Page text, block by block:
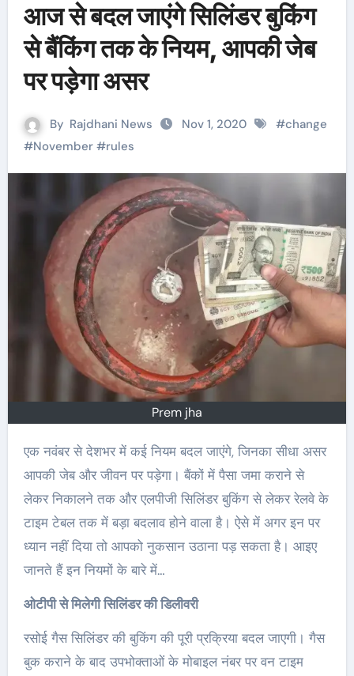
आज से बदल जाएंगे सिलिंडर बुकिंग
से बैंकिंग तक के नियम, आपकी जेब
पर पड़ेगा असर
By Rajdhani News Nov 1, 2020 #change
#November#rules
Prem jha
एक नवंबर से देशभर में कई नियम बदल जाएंगे, जिनका सीधा असर
आपकी जेब और जीवन पर पड़ेगा। बैंकों में पैसा जमा कराने से
लेकर निकालने तक और एलपीजी सिलिंडर बुकिंग से लेकर रेलवे के
टाइम टेबल तक में बड़ा बदलाव होने वाला है। ऐसे में अगर इन पर
ध्यान नहीं दिया तो आपको नुकसान उठाना पड़ सकता है। आइए
जानते हैं इन नियमों के बारे में…
ओटीपी से मिलेगी सिलिंडर की डिलीवरी
रसोई गैस सिलिंडर की बुकिंग की पूरी प्रक्रिया बदल जाएगी। गैस
बुक कराने के बाद उपभोक्ताओं के मोबाइल नंबर पर वन टाइम